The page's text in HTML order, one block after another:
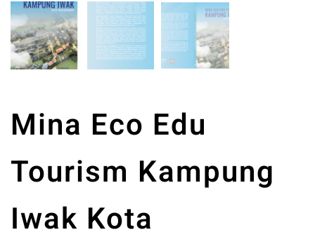
Mina Eco Edu
Tourism Kampung
Iwak Kota